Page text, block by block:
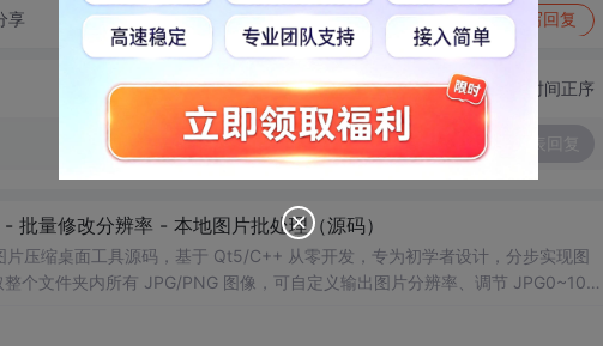
享 转发到动态 举报 写回复
切换为时间正序
量修改分辨率 - 本地图片批处理（源码）
压缩桌面工具源码，基于 Qt5/C++ 从零开发，专为初学者设计，分步实现图
个文件夹内所有 JPG/PNG 图像，可自定义输出图片分辨率、调节 JPG0~100
图像绘图、文件目录遍历、UI 交互开发； 需要本地批量处理图片的办公、